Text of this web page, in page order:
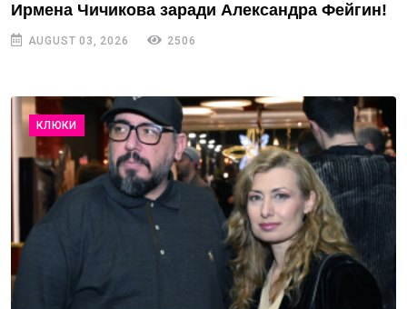
Ирмена Чичикова заради Александра Фейгин!
AUGUST 03, 2026 2506
КЛЮКИ